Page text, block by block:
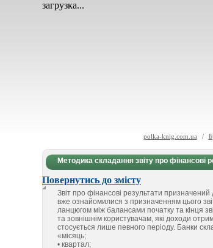
загрузка...
polka-knig.com.ua /
Методика складання звіту про фінансові
Повернутись до змісту
Звіт про фінансові результати
вже ознайомилися з призначенням цього
ланцюгом між балансами початку та кінця
та зовнішнім користувачам, які доходи
стосується лише певного періоду. Банки
«місяць;
• квартал;